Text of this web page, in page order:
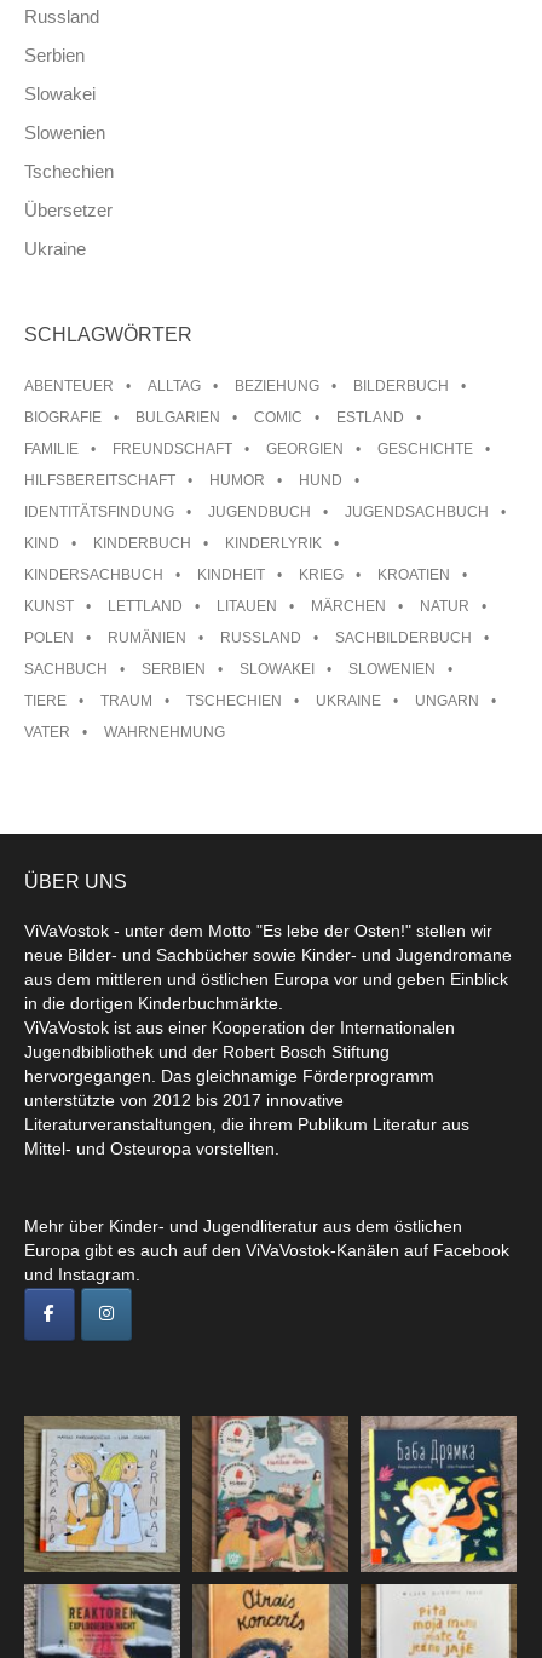
Russland
Serbien
Slowakei
Slowenien
Tschechien
Übersetzer
Ukraine
SCHLAGWÖRTER
ABENTEUER ALLTAG BEZIEHUNG
BILDERBUCH
BIOGRAFIE
BULGARIEN COMIC
ESTLAND
FAMILIE
FREUNDSCHAFT GEORGIEN
GESCHICHTE
HILFSBEREITSCHAFT
HUMOR
HUND
IDENTITÄTSFINDUNG
JUGENDBUCH
JUGENDSACHBUCH
KIND
KINDERBUCH
KINDERLYRIK
KINDERSACHBUCH
KINDHEIT KRIEG
KROATIEN
KUNST
LETTLAND LITAUEN MÄRCHEN
NATUR
POLEN
RUMÄNIEN RUSSLAND
SACHBILDERBUCH
SACHBUCH
SERBIEN SLOWAKEI
SLOWENIEN
TIERE
TRAUM TSCHECHIEN UKRAINE
UNGARN
VATER
WAHRNEHMUNG
ÜBER UNS
ViVaVostok - unter dem Motto "Es lebe der Osten!" stellen wir
neue Bilder- und Sachbücher sowie Kinder- und Jugendromane
aus dem mittleren und östlichen Europa vor und geben Einblick
in die dortigen Kinderbuchmärkte.
ViVaVostok ist aus einer Kooperation der Internationalen
Jugendbibliothek und der Robert Bosch Stiftung
hervorgegangen. Das gleichnamige Förderprogramm
unterstützte von 2012 bis 2017 innovative
Literaturveranstaltungen, die ihrem Publikum Literatur aus
Mittel- und Osteuropa vorstellten.
Mehr über Kinder- und Jugendliteratur aus dem östlichen
Europa gibt es auch auf den ViVaVostok-Kanälen auf Facebook
und Instagram.